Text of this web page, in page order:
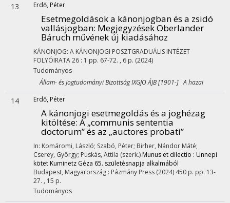
13 Erdő, Péter
Esetmegoldások a kánonjogban és a zsidó
vallásjogban: Megjegyzések Oberlander
Báruch művének új kiadásához
KÁNONJOG: A KÁNONJOGI POSZTGRADUÁLIS INTÉZET
FOLYÓIRATA26 : 1 pp. 67-72. , 6 p. (2024)
Tudományos
Állam- és Jogtudományi Bizottság IXGJO ÁJB [1901-] A hazai
14 Erdő, Péter
A kánonjogi esetmegoldás és a joghézag
kitöltése: A „communis sententia
doctorum” és az „auctores probati”
In: Komáromi, László; Szabó, Péter; Birher, Nándor Máté;
Cserey, György; Puskás, Attila (szerk.) Munus et dilectio : Ünnepi
kötet Kuminetz Géza 65. születésnapja alkalmából
Budapest, Magyarország : Pázmány Press (2024) 450 p. pp. 13-
27. , 15 p.
Tudományos